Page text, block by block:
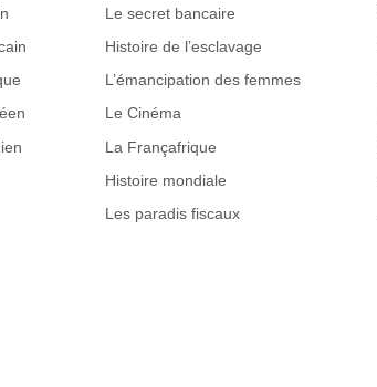
Le secret bancaire
Histoire de l’esclavage
L’émancipation des femmes
Le Cinéma
La Françafrique
Histoire mondiale
Les paradis fiscaux